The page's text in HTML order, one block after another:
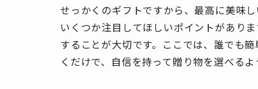
せっかくのギフトですから、最高に美味
いくつか注目してほしいポイントがあり
することが大切です。ここでは、誰でも
くだけで、自信を持って贈り物を選べるよ